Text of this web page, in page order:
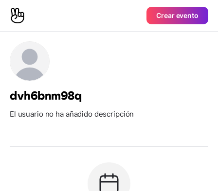
Crear evento
dvh6bnm98q
El usuario no ha añadido descripción